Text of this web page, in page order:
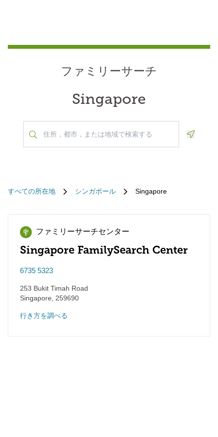
ファミリーサーチ
Singapore
すべての所在地 シンガポール Singapore
ファミリーサーチセンター
Singapore FamilySearch Center
6735 5323
253 Bukit Timah Road
Singapore
259690
行き方を調べる